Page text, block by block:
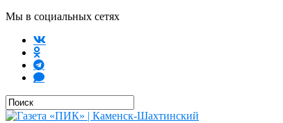
Мы в социальных сетях